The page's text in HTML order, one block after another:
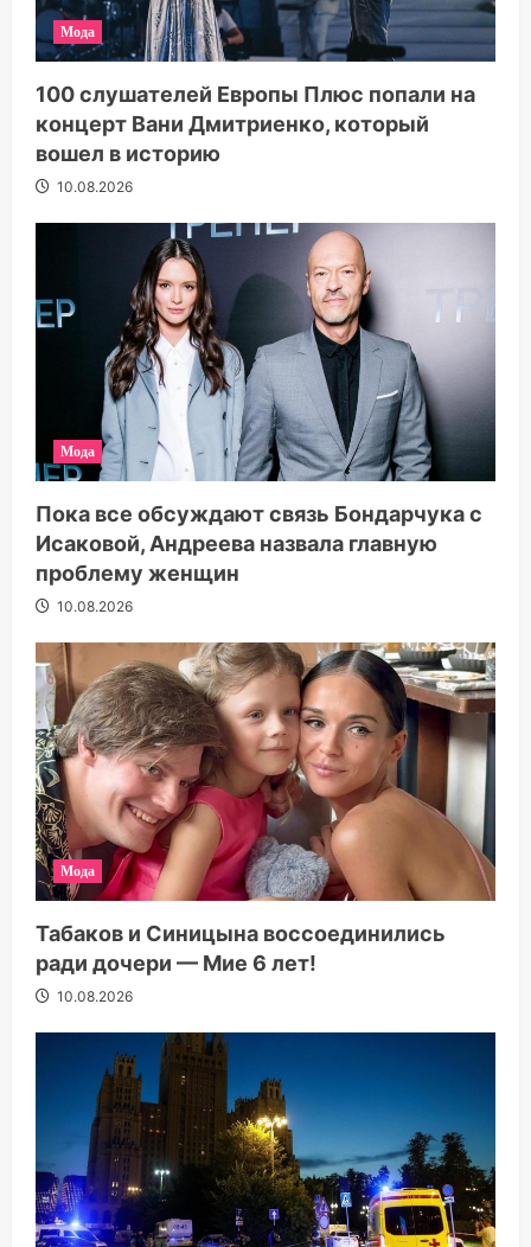
Мода
100 слушателей Европы Плюс попали на
концерт Вани Дмитриенко, который
вошел в историю
10.08.2026
Мода
Пока все обсуждают связь Бондарчука с
Исаковой, Андреева назвала главную
проблему женщин
10.08.2026
Мода
Табаков и Синицына воссоединились
ради дочери — Мие 6 лет!
10.08.2026